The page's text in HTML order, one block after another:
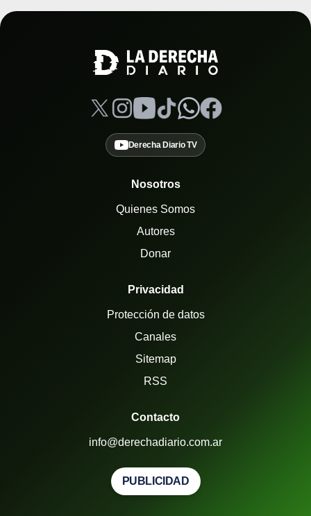
Derecha Diario TV
Nosotros
Quienes Somos
Autores
Donar
Privacidad
Protección de datos
Canales
Sitemap
RSS
Contacto
info@derechadiario.com.ar
PUBLICIDAD